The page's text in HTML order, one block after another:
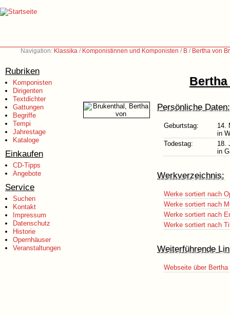
Navigation: Klassika / Komponistinnen und Komponisten / B / Bertha von
Rubriken
Komponisten
Dirigenten
Textdichter
Gattungen
Begriffe
Tempi
Jahrestage
Kataloge
Einkaufen
CD-Tipps
Angebote
Service
Suchen
Kontakt
Impressum
Datenschutz
Historie
Opernhäuser
Veranstaltungen
Bertha
Persönliche Daten:
Geburtstag:
14.
in
Todestag:
18.
in
Werkverzeichnis:
Werke sortiert nach
Werke sortiert nach
Werke sortiert nach
Werke sortiert nach
Weiterführende
Webseite über